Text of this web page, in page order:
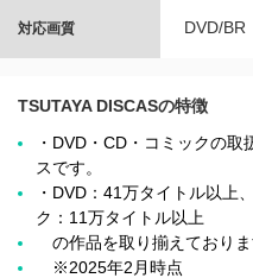
対応画質 DVD/BR
TSUTAYA DISCASの特徴
・DVD・CD・コミックの
スです。
・DVD：41万タイトル以上
ク：11万タイトル以上
の作品を取り揃えておりま
※2025年2月時点